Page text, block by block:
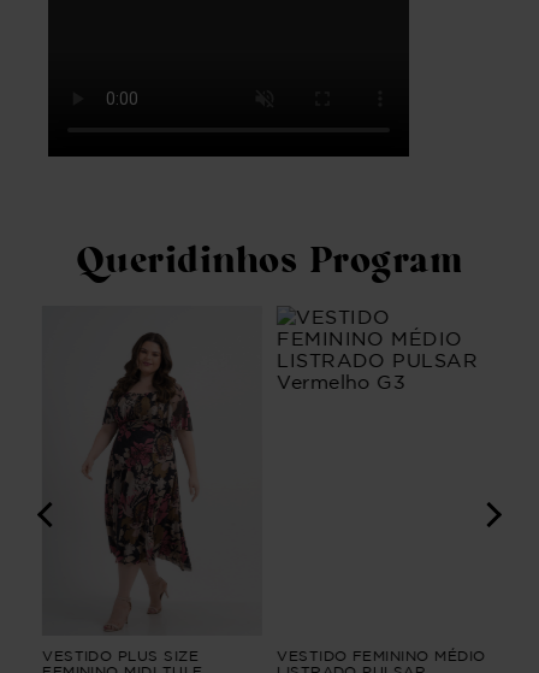
Queridinhos Program
VESTIDO PLUS SIZE
VESTIDO FEMININO MÉDIO